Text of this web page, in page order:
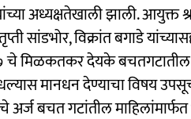
अध्यक्षतेखाली झाली. आयुक्त
सांडभोर, विक्रांत बगाडे
चे मिळकतकर देयके बचतगटातील
मानधन देण्याचा विषय
अर्ज बचत गटांतील